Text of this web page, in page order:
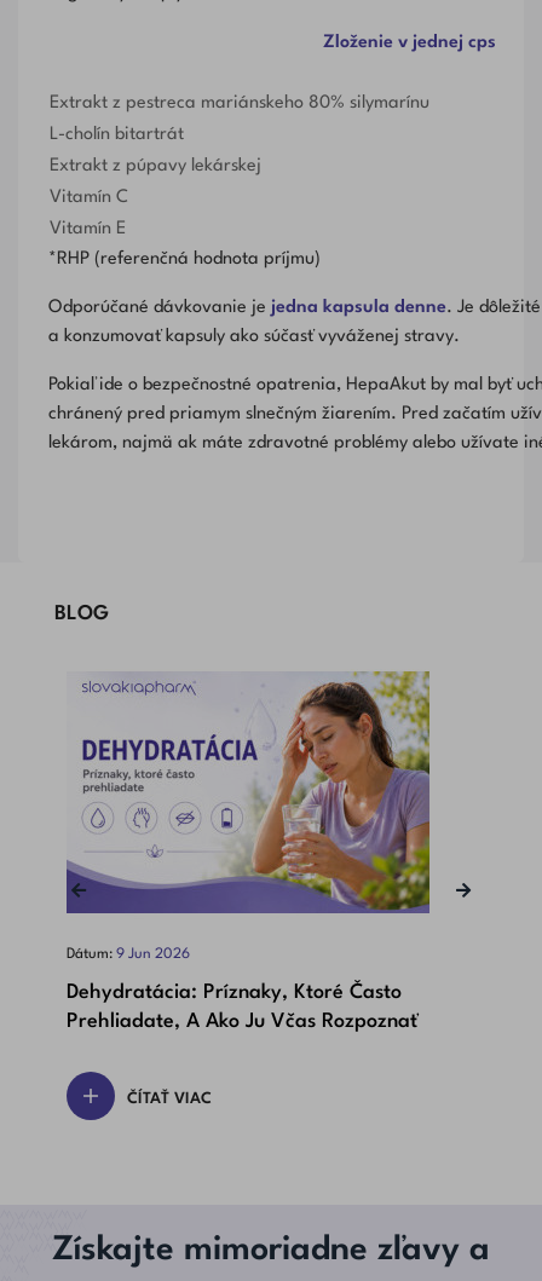
Zloženie v jednej cps
Extrakt z pestreca mariánskeho 80% silymarínu
L-cholín bitartrát
Extrakt z púpavy lekárskej
Vitamín C
Vitamín E
*RHP (referenčná hodnota príjmu)
Odporúčané dávkovanie je jedna kapsula denne. Je
a konzumovať kapsuly ako súčasť vyváženej stravy.
Pokiaľ ide o bezpečnostné opatrenia, HepaAkut by mal byť
chránený pred priamym slnečným žiarením. Pred začatím
lekárom, najmä ak máte zdravotné problémy alebo užívate
BLOG
Dátum: 9 Jun 2026
Dehydratácia: Príznaky, Ktoré Často
Prehliadate, A Ako Ju Včas Rozpoznať
ČÍTAŤ VIAC
Získajte mimoriadne zľavy a